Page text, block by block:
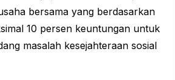
bersama yang berdasarkan
10 persen keuntungan untuk
masalah kesejahteraan sosial